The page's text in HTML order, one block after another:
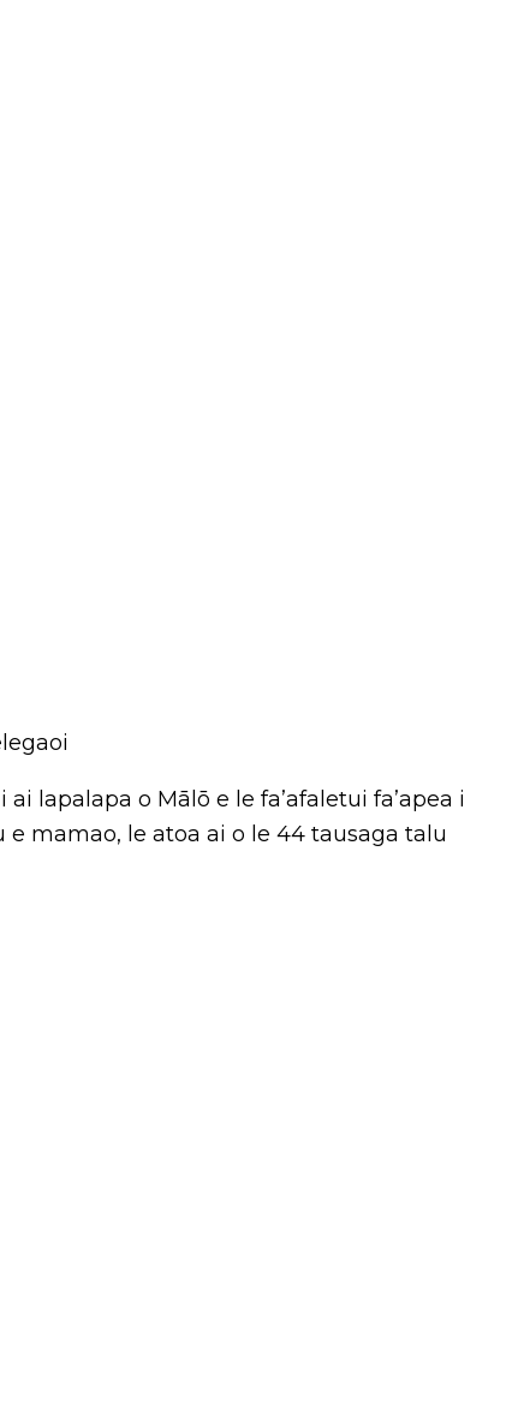
lapalapa o Mālō e le fa’afaletui fa’apea i
e mamao, le atoa ai o le 44 tausaga talu